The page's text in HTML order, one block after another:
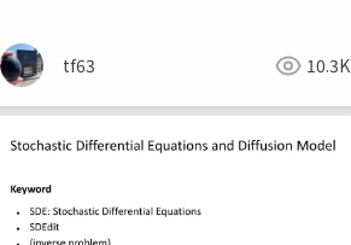
tf63 10.3K